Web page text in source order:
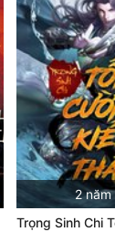
2
Trọng Sinh Chi